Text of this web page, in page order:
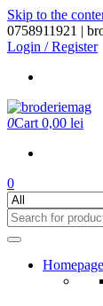
Skip to the
0758911921 |
Login / Register
0Cart 0,00 lei
0
Homepage